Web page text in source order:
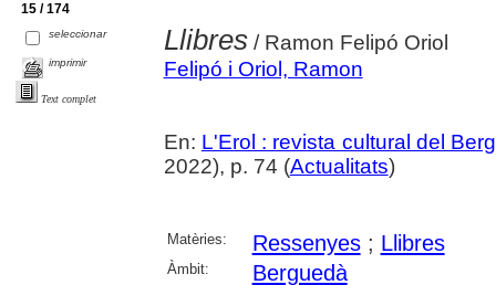
15 / 174
seleccionar
imprimir
Text complet
Llibres/ Ramon Felipó Oriol
Felipó i Oriol, Ramon
En: L'Erol : revista cultural del
2022), p. 74 (Actualitats)
Matèries: Ressenyes; Llibres
Àmbit: Berguedà